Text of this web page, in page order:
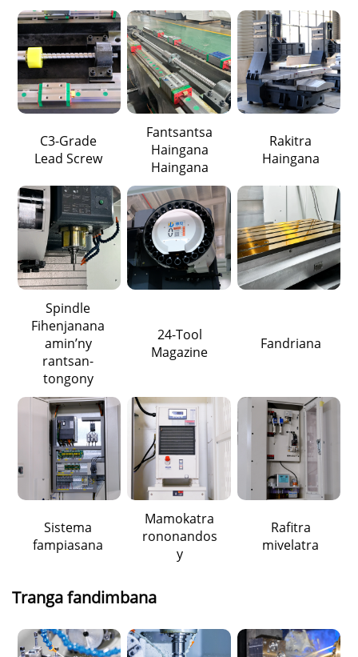
C3-Grade
Lead Screw
Fantsantsa
Haingana
Haingana
Rakitra
Haingana
Spindle
Fihenjanana
amin’ny
rantsan-
tongony
24-Tool
Magazine
Fandriana
Sistema
fampiasana
Mamokatra
rononandos
y
Rafitra
mivelatra
Tranga fandimbana